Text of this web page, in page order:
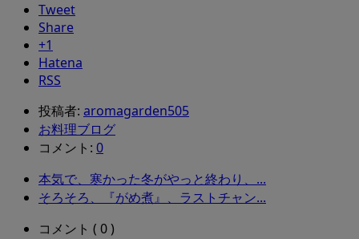
Tweet
Share
+1
Hatena
RSS
投稿者: aromagarden505
お料理ブログ
コメント: 0
本気で、寒かった冬がやっと終わり、...
そろそろ、『がめ煮』、ラストチャン...
コメント ( 0 )